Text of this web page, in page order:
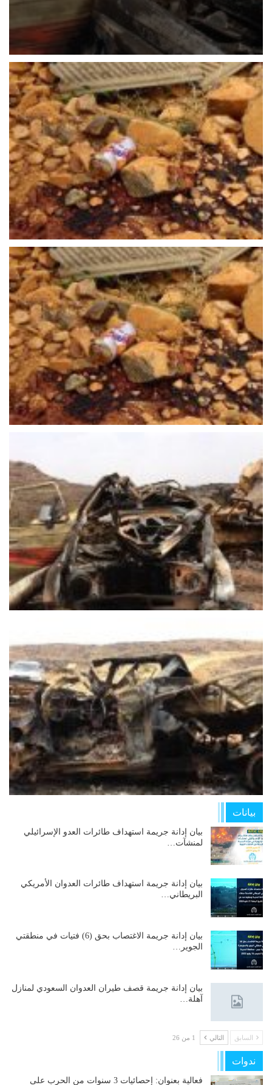
بيانات
بيان إدانة جريمة استهداف طائرات العدو الإسرائيلي
لمنشآت…
بيان إدانة جريمة استهداف طائرات العدوان الأمريكي
البريطاني…
بيان إدانة جريمة الاغتصاب بحق (6) فتيات في منطقتي
الجوير…
بيان إدانة جريمة قصف طيران العدوان السعودي لمنازل
آهلة…
السابق التالي 1 من 26
ندوات
فعالية بعنوان: إحصائيات 3 سنوات من الحرب على